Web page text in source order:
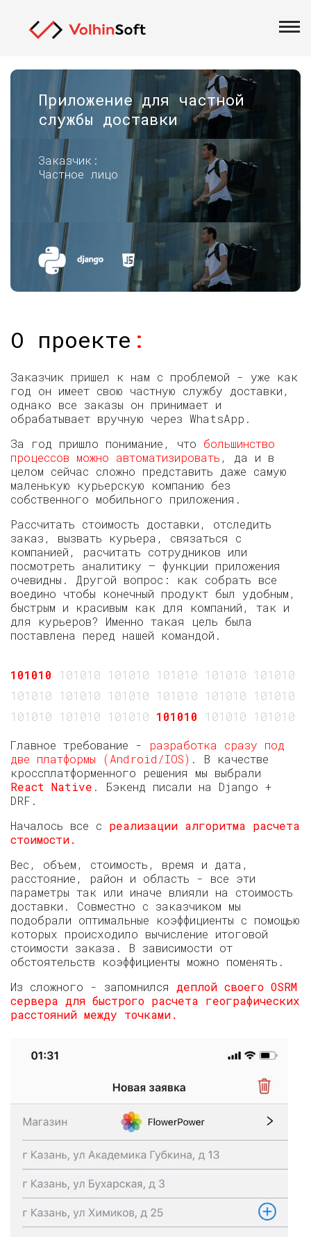
Приложение для частной
службы доставки
Заказчик:
Частное лицо
О проекте :
Заказчик пришел к нам с проблемой - уже как
год он имеет свою частную службу доставки,
однако все заказы он принимает и
обрабатывает вручную через WhatsApp.
За год пришло понимание, что большинство
процессов можно автоматизировать , да и в
целом сейчас сложно представить даже самую
маленькую курьерскую компанию без
собственного мобильного приложения.
Рассчитать стоимость доставки, отследить
заказ, вызвать курьера, связаться с
компанией, расчитать сотрудников или
посмотреть аналитику — функции приложения
очевидны. Другой вопрос: как собрать все
воедино чтобы конечный продукт был удобным,
быстрым и красивым как для компаний, так и
для курьеров? Именно такая цель была
поставлена перед нашей командой.
101010 101010 101010 101010 101010 101010
101010 101010 101010 101010 101010 101010
101010 101010 101010 101010 101010 101010
Главное требование - разработка сразу под
две платформы (Android/IOS) . В качестве
кроссплатформенного решения мы выбрали
React Native . Бэкенд писали на Django +
DRF.
Началось все с реализации алгоритма расчета
стоимости.
Вес, объем, стоимость, время и дата,
расстояние, район и область - все эти
параметры так или иначе влияли на стоимость
доставки. Совместно с заказчиком мы
подобрали оптимальные коэффициенты с помощью
которых происходило вычисление итоговой
стоимости заказа. В зависимости от
обстоятельств коэффициенты можно поменять.
Из сложного - запомнился деплой своего OSRM
сервера для быстрого расчета географических
расстояний между точками.